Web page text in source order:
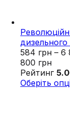
дизельного
584 грн – 6
800 грн
Рейтинг
Оберіть